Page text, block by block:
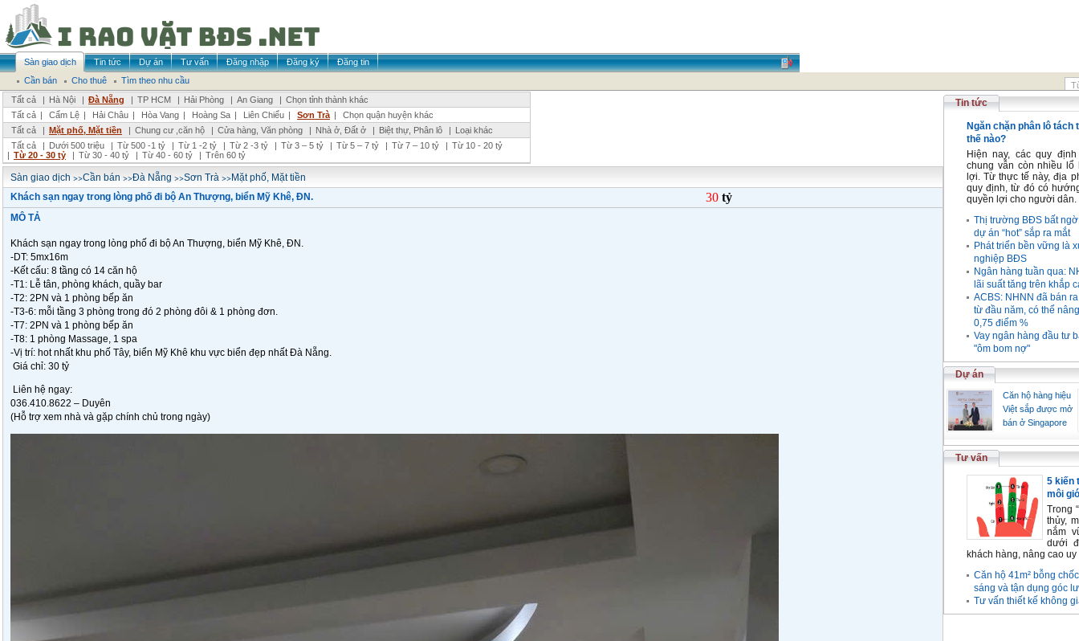
Sàn giao dịch Tin tức Dự án Tư vấn Đăng nhập Đăng ký
Đăng tin
Cần bán
Cho thuê
Tìm theo nhu cầu
Tất cả
| Hà Nội | Đà Nẵng | TP HCM | Hải Phòng | An Giang | Chọn tỉnh thành khác
Tất cả | Cẩm Lệ | Hải Châu | Hòa Vang | Hoàng Sa | Liên Chiểu | Sơn Trà |
Chọn quận huyện khác
Tất cả
| Mặt phố, Mặt tiền | Chung cư ,căn hộ | Cửa hàng, Văn phòng | Nhà ở, Đất ở | Biệt thự, Phân lô | Loại khác
Tất cả
| Dưới 500 triệu | Từ 500 -1 tỷ | Từ 1 -2 tỷ | Từ 2 -3 tỷ | Từ 3 – 5 tỷ | Từ 5 – 7 tỷ | Từ 7 – 10 tỷ | Từ 10 - 20 tỷ
| Từ 20 - 30 tỷ | Từ 30 - 40 tỷ | Từ 40 - 60 tỷ | Trên 60 tỷ
Sàn giao dịch >>Cần bán >>Đà Nẵng >>Sơn Trà >>Mặt phố, Mặt tiền
Khách sạn ngay trong lòng phố đi bộ An Thượng, biển Mỹ Khê, ĐN.
30 tỷ
MÔ TẢ
Khách sạn ngay trong lòng phố đi bộ An Thượng, biển Mỹ Khê, ĐN.
-DT: 5mx16m
-Kết cấu: 8 tầng có 14 căn hộ
-T1: Lễ tân, phòng khách, quầy bar
-T2: 2PN và 1 phòng bếp ăn
-T3-6: mỗi tầng 3 phòng trong đó 2 phòng đôi & 1 phòng đơn.
-T7: 2PN và 1 phòng bếp ăn
-T8: 1 phòng Massage, 1 spa
-Vị trí: hot nhất khu phố Tây, biển Mỹ Khê khu vực biển đẹp nhất Đà Nẵng.
Giá chỉ: 30 tỷ
Liên hệ ngay:
036.410.8622 – Duyên
(Hỗ trợ xem nhà và gặp chính chủ trong ngày)
Tin tức
Ngăn chặn phân lô
thế nào?
Hiện nay, các quy
chung vẫn còn nhiều
lợi. Từ thực tế này, địa
quy định, từ đó có
quyền lợi cho người dân.
Thị trường BĐS bất
dự án “hot” sắp ra mắt
Phát triển bền vững là
nghiệp BĐS
Ngân hàng tuần qua:
lãi suất tăng trên khắp
ACBS: NHNN đã bán
từ đầu năm, có thể
0,75 điểm %
Vay ngân hàng đầu tư
"ôm bom nợ"
Dự án
Căn hộ hàng hiệu
Việt sắp được mở
bán ở Singapore
Tư vấn
5 kiến
môi
Trong
thủy,
nắm
dưới
khách hàng, nâng cao
Căn hộ 41m² bỗng
sáng và tận dụng góc
Tư vấn thiết kế không